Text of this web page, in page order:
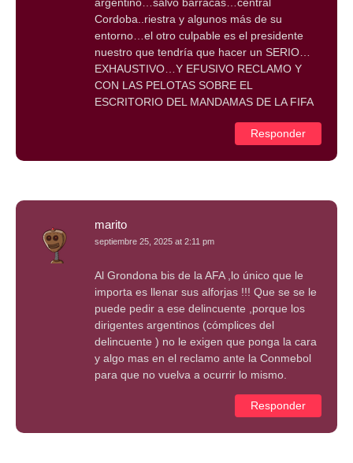
argentino…salvo barracas…central
Cordoba..riestra y algunos más de su
entorno…el otro culpable es el presidente
nuestro que tendría que hacer un SERIO…
EXHAUSTIVO…Y EFUSIVO RECLAMO Y
CON LAS PELOTAS SOBRE EL
ESCRITORIO DEL MANDAMAS DE LA FIFA
Responder
marito
septiembre 25, 2025 at 2:11 pm
Al Grondona bis de la AFA ,lo único que le
importa es llenar sus alforjas !!! Que se se le
puede pedir a ese delincuente ,porque los
dirigentes argentinos (cómplices del
delincuente ) no le exigen que ponga la cara
y algo mas en el reclamo ante la Conmebol
para que no vuelva a ocurrir lo mismo.
Responder